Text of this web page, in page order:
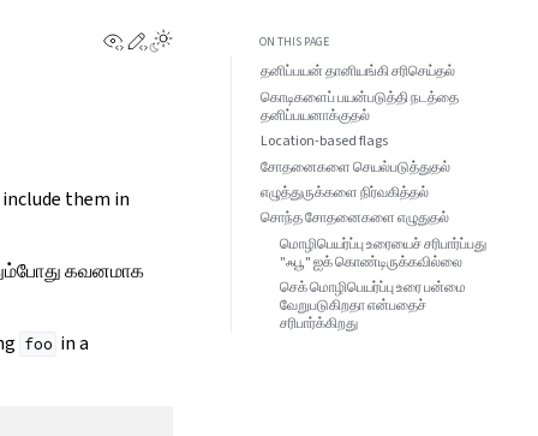
View this page
Edit this page
them in
கவனமாக
foo in a
ON THIS PAGE
தனிப்பயன் தானியங்கி சரிசெய்தல்
கொடிகளைப் பயன்படுத்தி நடத்தை
தனிப்பயனாக்குதல்
Location-based flags
சோதனைகளை செயல்படுத்துதல்
எழுத்துருக்களை நிர்வகித்தல்
சொந்த சோதனைகளை எழுதுதல்
மொழிபெயர்ப்பு உரையைச் சரிபார்ப்பது
"ஃபூ" ஐக் கொண்டிருக்கவில்லை
செக் மொழிபெயர்ப்பு உரை பன்மை
வேறுபடுகிறதா என்பதைச்
சரிபார்க்கிறது